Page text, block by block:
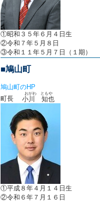
①昭和３５年６月４日生
②令和７年５月８日
③令和１１年５月７日（１期）
■鳩山町
鳩山町のHP
町長 小川 知也
おがわ ともや
①平成８年４月１４日生
②令和６年７月１６日